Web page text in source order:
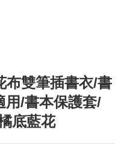
布雙筆插書衣/書
用/書本保護套/
底藍花